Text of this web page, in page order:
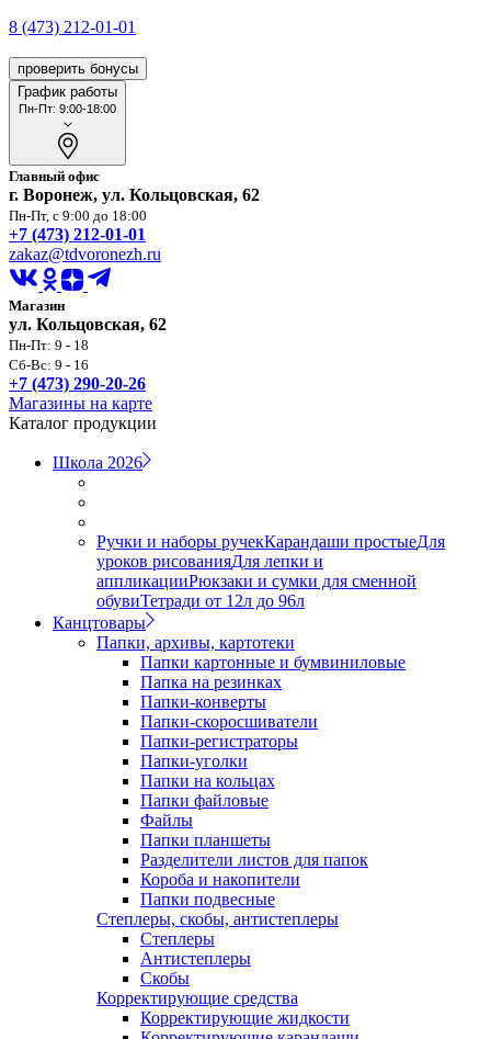
8 (473) 212-01-01
проверить бонусы
График работы
Пн-Пт: 9:00-18:00
Главный офис
г. Воронеж, ул. Кольцовская, 62
Пн-Пт, с 9:00 до 18:00
+7 (473) 212-01-01
zakaz@tdvoronezh.ru
Магазин
ул. Кольцовская, 62
Пн-Пт: 9 - 18
Сб-Вс: 9 - 16
+7 (473) 290-20-26
Магазины на карте
Каталог продукции
Школа 2026
Ручки и наборы ручекКарандаши простыеДля
уроков рисованияДля лепки и
аппликацииРюкзаки и сумки для сменной
обувиТетради от 12л до 96л
Канцтовары
Папки, архивы, картотеки
Папки картонные и бумвиниловые
Папка на резинках
Папки-конверты
Папки-скоросшиватели
Папки-регистраторы
Папки-уголки
Папки на кольцах
Папки файловые
Файлы
Папки планшеты
Разделители листов для папок
Короба и накопители
Папки подвесные
Степлеры, скобы, антистеплеры
Степлеры
Антистеплеры
Скобы
Корректирующие средства
Корректирующие жидкости